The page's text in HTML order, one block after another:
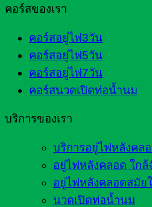
คอร์สของเรา
คอร์สอยู่ไฟ3วัน
คอร์สอยู่ไฟ5วัน
คอร์สอยู่ไฟ7วัน
คอร์สนวดเปิดท่อน้ำนม
บริการของเรา
บริการอยู่ไฟหลังคล
อยู่ไฟหลังคลอด ใก
อยู่ไฟหลังคลอดสมัย
นวดเปิดท่อน้ำนม